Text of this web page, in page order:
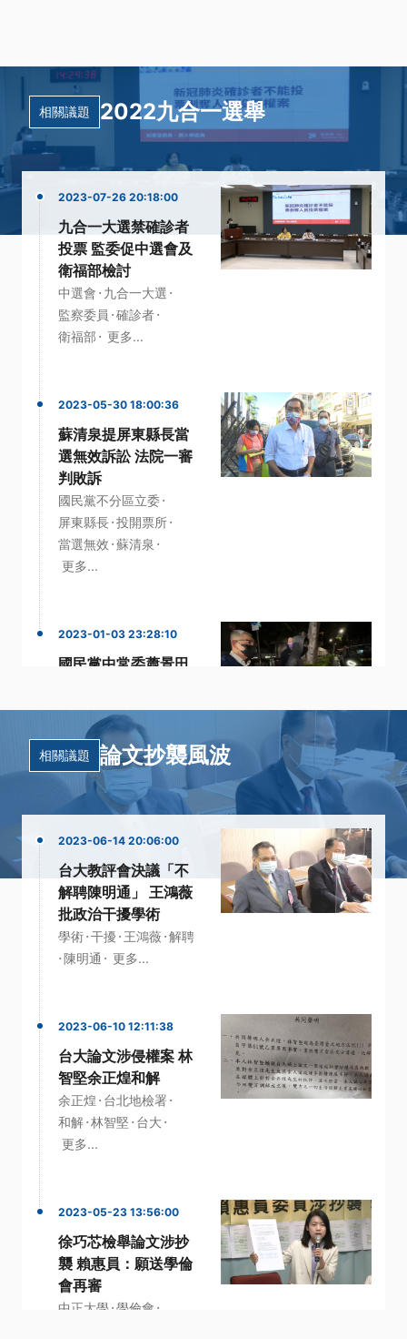
相關議題 2022九合一選舉
2023-07-26 20:18:00
九合一大選禁確診者
投票 監委促中選會及
衛福部檢討
中選會 · 九合一大選 ·
監察委員 ·確診者·
衛福部 · 更多...
2023-05-30 18:00:36
蘇清泉提屏東縣長當
選無效訴訟 法院一審
判敗訴
國民黨不分區立委·
屏東縣長·投開票所·
當選無效 ·蘇清泉 ·
更多...
2023-01-03 23:28:10
國民黨中常委蕭景田
通緝5天到案800萬
交保
國民黨中常委·林杏兒 ·
當選無效之訴 ·
交保· 更多...
相關議題 論文抄襲風波
2023-06-14 20:06:00
台大教評會決議「不
解聘陳明通」 王鴻薇
批政治干擾學術
學術·干擾 · 王鴻薇 ·解聘
·陳明通 · 更多...
2023-06-10 12:11:38
台大論文涉侵權案 林
智堅余正煌和解
余正煌 · 台北地檢署 ·
和解·林智堅 · 台大 ·
更多...
2023-05-23 13:56:00
徐巧芯檢舉論文涉抄
襲 賴惠員：願送學倫
會再審
中正大學·學倫會 ·